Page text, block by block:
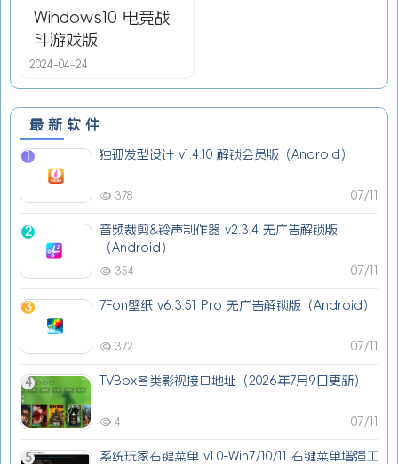
Windows10 电竞战
斗游戏版
2024-04-24
最新软件
独孤发型设计 v1.4.10 解锁会员版（Android）
07/11
378
2
音频裁剪&铃声制作器 v2.3.4 无广告解锁版
（Android）
07/11
354
3 7Fon壁纸 v6.3.51 Pro 无广告解锁版（Android）
07/11
372
4 TVBox各类影视接口地址（2026年7月9日更新）
07/11
4
5
系统玩家右键菜单 v1.0-Win7/10/11 右键菜单增强工